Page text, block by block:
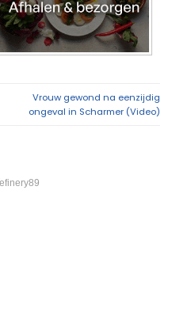
Vrouw gewond na eenzijdig
ongeval in Scharmer (Video)